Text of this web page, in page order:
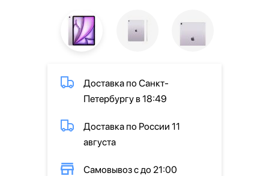
Доставка по Санкт-
Петербургу в 18:49
Доставка по России 11
августа
Самовывоз с до 21:00